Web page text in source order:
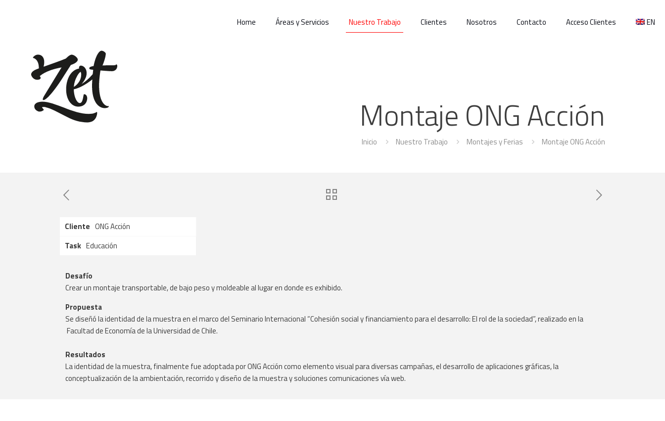
Home Áreas y Servicios Nuestro Trabajo Clientes Nosotros Contacto Acceso Clientes EN
Montaje ONG Acción
Inicio Nuestro Trabajo Montajes y Ferias Montaje ONG Acción
Cliente ONG Acción
Task Educación
Desafío
Crear un montaje transportable, de bajo peso y moldeable al lugar en donde es exhibido.
Propuesta
Se diseñó la identidad de la muestra en el marco del Seminario Internacional “Cohesión social y financiamiento para el desarrollo: El rol de la sociedad”, realizado en la
Facultad de Economía de la Universidad de Chile.
Resultados
La identidad de la muestra, finalmente fue adoptada por ONG Acción como elemento visual para diversas campañas, el desarrollo de aplicaciones gráficas, la
conceptualización de la ambientación, recorrido y diseño de la muestra y soluciones comunicaciones vía web.